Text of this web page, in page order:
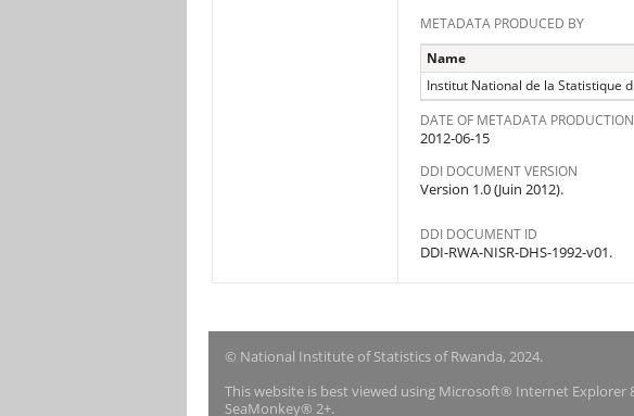
METADATA PRODUCED BY
Name
Institut National de la Statistique
DATE OF METADATA PRODUCTION
2012-06-15
DDI DOCUMENT VERSION
Version 1.0 (Juin 2012).
DDI DOCUMENT ID
DDI-RWA-NISR-DHS-1992-v01.
© National Institute of Statistics of Rwanda, 2024.
This website is best viewed using Microsoft® Internet Explorer
SeaMonkey® 2+.